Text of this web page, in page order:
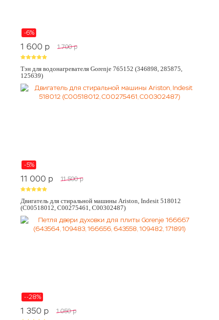
-6%
1 600 p 1 700 p
Тэн для водонагревателя Gorenje 765152 (346898, 285875,
125639)
-5%
11 000 p 11 500 p
Двигатель для стиральной машины Ariston, Indesit 518012
(C00518012, C00275461, C00302487)
--28%
1 350 p 1 050 p